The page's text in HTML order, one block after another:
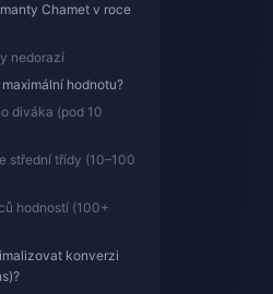
Chamet v roce
nedorazí
hodnotu?
diváka (pod 10
střední třídy (10–100
hodností (100+
konverzi